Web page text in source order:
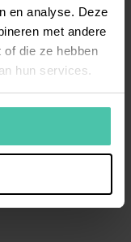
en analyse. Deze
met andere
die ze hebben
hun services.
de kans dat
jouw
wat positief